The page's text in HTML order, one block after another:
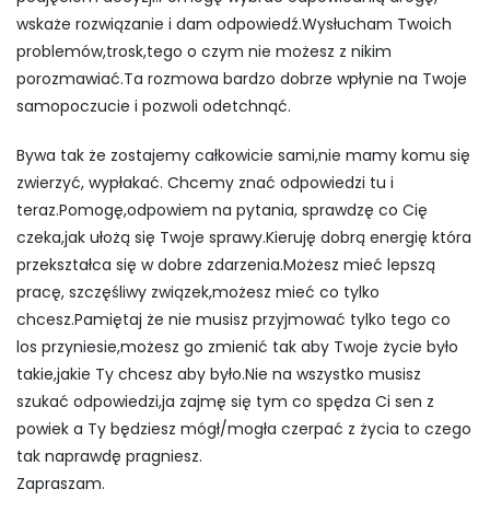
wskaże rozwiązanie i dam odpowiedź.Wysłucham Twoich
problemów,trosk,tego o czym nie możesz z nikim
porozmawiać.Ta rozmowa bardzo dobrze wpłynie na Twoje
samopoczucie i pozwoli odetchnąć.
Bywa tak że zostajemy całkowicie sami,nie mamy komu się
zwierzyć, wypłakać. Chcemy znać odpowiedzi tu i
teraz.Pomogę,odpowiem na pytania, sprawdzę co Cię
czeka,jak ułożą się Twoje sprawy.Kieruję dobrą energię która
przekształca się w dobre zdarzenia.Możesz mieć lepszą
pracę, szczęśliwy związek,możesz mieć co tylko
chcesz.Pamiętaj że nie musisz przyjmować tylko tego co
los przyniesie,możesz go zmienić tak aby Twoje życie było
takie,jakie Ty chcesz aby było.Nie na wszystko musisz
szukać odpowiedzi,ja zajmę się tym co spędza Ci sen z
powiek a Ty będziesz mógł/mogła czerpać z życia to czego
tak naprawdę pragniesz.
Zapraszam.